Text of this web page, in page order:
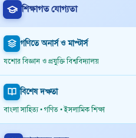
শিক্ষাগত যোগ্যতা
গণিতে অনার্স ও মাস্টার্স
যশোর বিজ্ঞান ও প্রযুক্তি বিশ্ববিদ্যালয়
বিশেষ দক্ষতা
বাংলা সাহিত্য • গণিত • ইসলামিক শিক্ষা